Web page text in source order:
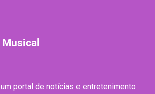
portal de notícias e entretenimento